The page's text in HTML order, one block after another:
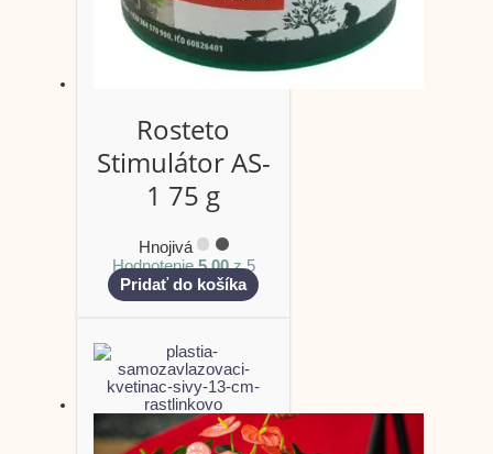
Rosteto
Stimulátor AS-
1 75 g
Hnojivá
Hodnotenie5.00z 5
Pridať do košíka